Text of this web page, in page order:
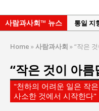
사람과사회™ 뉴스
통일 지
서울방
세미나
서효석
Home »사람과사회 »“작은
“작은 것이 아름
"천하의 어려운 일은 작
사소한 것에서 시작한다"